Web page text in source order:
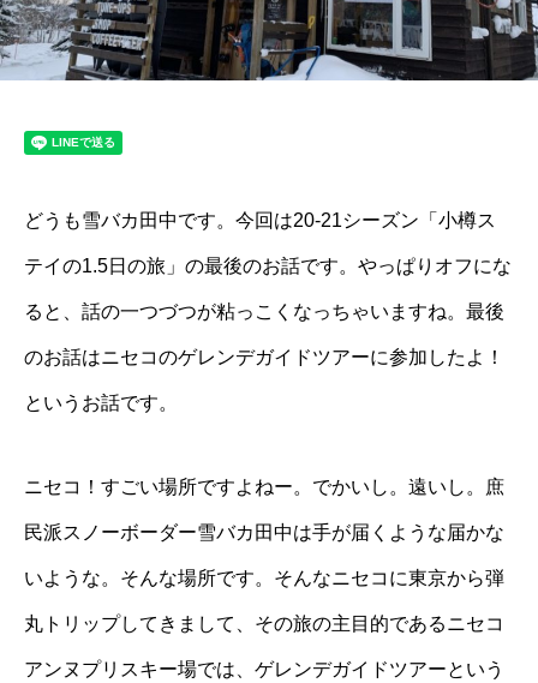
どうも雪バカ田中です。今回は20-21シーズン「小樽ス
テイの1.5日の旅」の最後のお話です。やっぱりオフにな
ると、話の一つづつが粘っこくなっちゃいますね。最後
のお話はニセコのゲレンデガイドツアーに参加したよ！
というお話です。
ニセコ！すごい場所ですよねー。でかいし。遠いし。庶
民派スノーボーダー雪バカ田中は手が届くような届かな
いような。そんな場所です。そんなニセコに東京から弾
丸トリップしてきまして、その旅の主目的であるニセコ
アンヌプリスキー場では、ゲレンデガイドツアーという